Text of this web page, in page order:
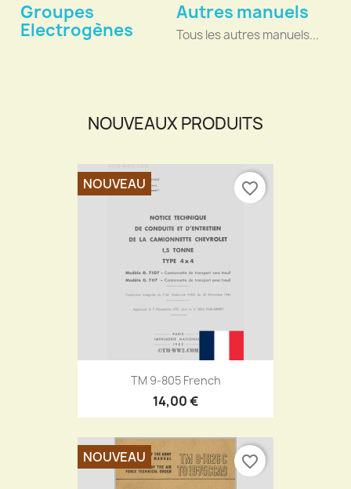
Groupes
Electrogènes
Autres manuels
Tous les autres manuels...
NOUVEAUX PRODUITS
TM 9-805 French
14,00 €
NOUVEAU favorite_border
NOUVEAU favorite_border